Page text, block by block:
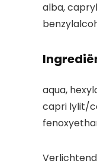
alba,
aqua,
capri lylit/